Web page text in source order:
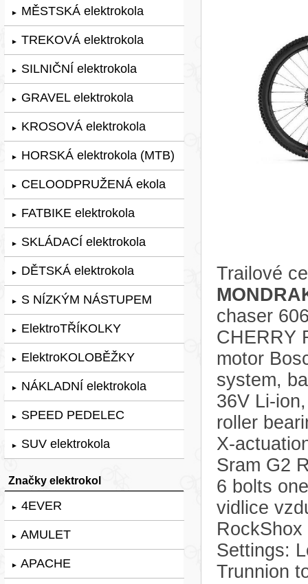
► MĚSTSKÁ elektrokola
► TREKOVÁ elektrokola
► SILNIČNÍ elektrokola
► GRAVEL elektrokola
► KROSOVÁ elektrokola
► HORSKÁ elektrokola (MTB)
► CELOODPRUŽENÁ ekola
► FATBIKE elektrokola
► SKLÁDACÍ elektrokola
► DĚTSKÁ elektrokola
► S NÍZKÝM NÁSTUPEM
► ElektroTŘÍKOLKY
► ElektroKOLOBĚŽKY
► NÁKLADNÍ elektrokola
► SPEED PEDELEC
► SUV elektrokola
Značky elektrokol
► 4EVER
► AMULET
► APACHE
Trailové
chaser
CHERRY
motor
system,
36V Li-
roller
X-
Sram G2
6 bolts
vidlice
Settings:
Trunnion